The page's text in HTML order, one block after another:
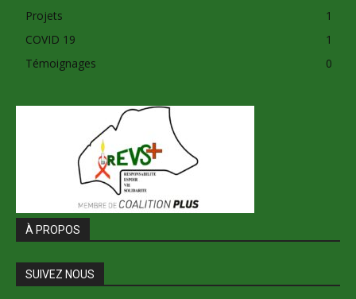
Projets
1
COVID 19
1
Témoignages
0
À PROPOS
SUIVEZ NOUS